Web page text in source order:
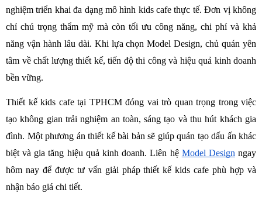
nghiệm triển khai đa dạng mô hình kids cafe thực tế. Đơn vị không
chỉ chú trọng thẩm mỹ mà còn tối ưu công năng, chi phí và khả
năng vận hành lâu dài. Khi lựa chọn Model Design, chủ quán yên
tâm về chất lượng thiết kế, tiến độ thi công và hiệu quả kinh doanh
bền vững.
Thiết kế kids cafe tại TPHCM đóng vai trò quan trọng trong việc
tạo không gian trải nghiệm an toàn, sáng tạo và thu hút khách gia
đình. Một phương án thiết kế bài bản sẽ giúp quán tạo dấu ấn khác
biệt và gia tăng hiệu quả kinh doanh. Liên hệ Model Design ngay
hôm nay để được tư vấn giải pháp thiết kế kids cafe phù hợp và
nhận báo giá chi tiết.